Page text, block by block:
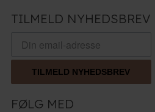
TILMELD NYHEDSBREV
TILMELD NYHEDSBREV
FØLG MED